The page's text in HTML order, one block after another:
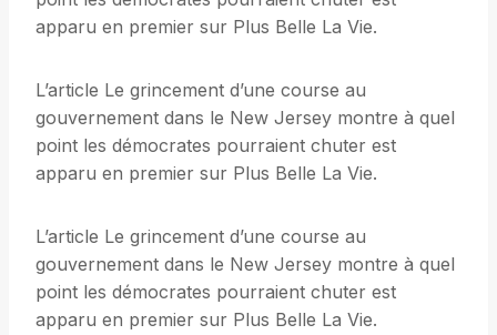
apparu en premier sur Plus Belle La Vie.
L’article Le grincement d’une course au
gouvernement dans le New Jersey montre à quel
point les démocrates pourraient chuter est
apparu en premier sur Plus Belle La Vie.
L’article Le grincement d’une course au
gouvernement dans le New Jersey montre à quel
point les démocrates pourraient chuter est
apparu en premier sur Plus Belle La Vie.